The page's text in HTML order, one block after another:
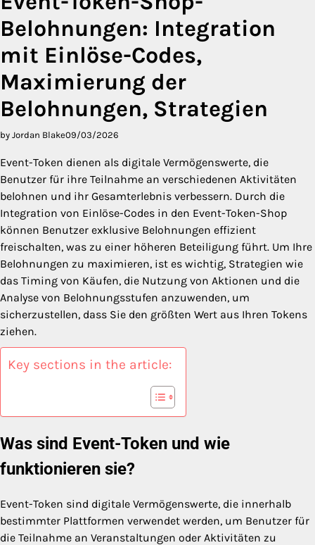
Belohnungen: Integration
mit Einlöse-Codes,
Maximierung der
Belohnungen, Strategien
by Jordan Blake09/03/2026
Event-Token dienen als digitale Vermögenswerte, die
Benutzer für ihre Teilnahme an verschiedenen Aktivitäten
belohnen und ihr Gesamterlebnis verbessern. Durch die
Integration von Einlöse-Codes in den Event-Token-Shop
können Benutzer exklusive Belohnungen effizient
freischalten, was zu einer höheren Beteiligung führt. Um Ihre
Belohnungen zu maximieren, ist es wichtig, Strategien wie
das Timing von Käufen, die Nutzung von Aktionen und die
Analyse von Belohnungsstufen anzuwenden, um
sicherzustellen, dass Sie den größten Wert aus Ihren Tokens
ziehen.
Key sections in the article:
Was sind Event-Token und wie
funktionieren sie?
Event-Token sind digitale Vermögenswerte, die innerhalb
bestimmter Plattformen verwendet werden, um Benutzer für
die Teilnahme an Veranstaltungen oder Aktivitäten zu